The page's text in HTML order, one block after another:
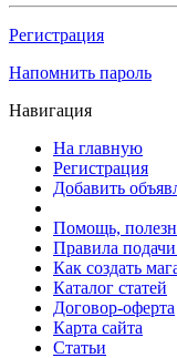
Регистрация
Напомнить пароль
Навигация
На главную
Регистрация
Добавить
Помощь,
Правила
Как создать
Каталог статей
Договор-оферта
Карта сайта
Статьи